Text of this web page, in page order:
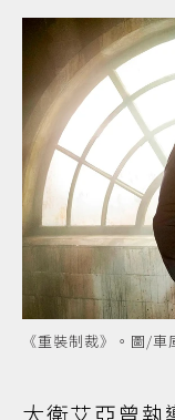
《重裝制裁》。圖/車